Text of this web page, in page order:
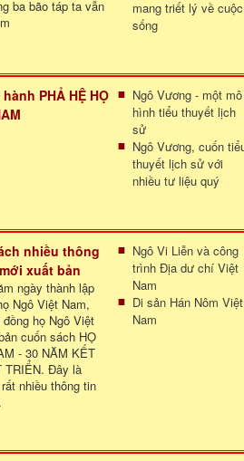
ba bão táp ta vẫn
mang triết lý về cuộc
sống
PHẢ HỆ HỌ
Ngô Vương - một mô
hình tiểu thuyết lịch
sử
Ngô Vương, cuốn
thuyết lịch sử với
nhiều tư liệu quý
nhiều thông
xuất bản
ngày thành lập
Ngô Việt Nam,
họ Ngô Việt
cuốn sách HỌ
- 30 NĂM KẾT
TRIỂN. Đây là
nhiều thông tin
Ngô Vi Liễn và công
trình Địa dư chí Việt
Nam
Di sản Hán Nôm Việt
Nam